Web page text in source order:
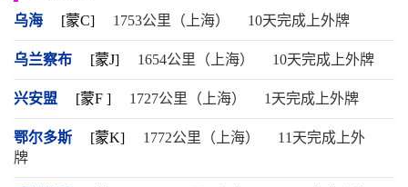
乌海 [蒙C] 1753公里（上海） 10天完成上外牌
乌兰察布 [蒙J] 1654公里（上海） 10天完成上外牌
兴安盟 [蒙F ] 1727公里（上海） 1天完成上外牌
鄂尔多斯 [蒙K] 1772公里（上海）
11天完成上外
牌